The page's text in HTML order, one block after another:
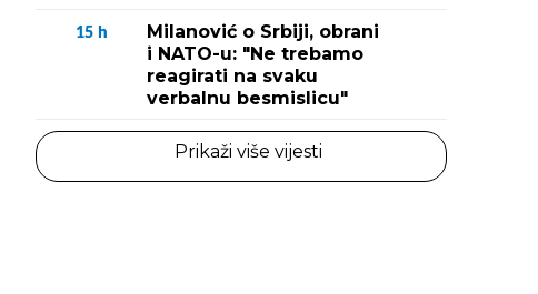
15 h
Milanović o Srbiji, obrani
i NATO-u: "Ne trebamo
reagirati na svaku
verbalnu besmislicu"
Prikaži više vijesti